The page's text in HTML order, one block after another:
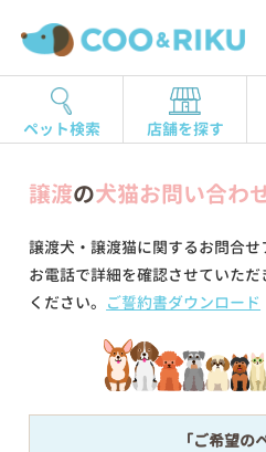
ペット検索 店舗を探す
譲渡の犬猫お問い合わ
譲渡犬・譲渡猫に関するお問合せ
お電話で詳細を確認させていた
ください。 ご誓約書ダウンロード
「ご希望の